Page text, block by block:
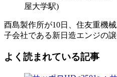
屋大学駅)
酉島製作所が10日、住友重機
子会社である新日造エンジの譲
よく読まれている記事